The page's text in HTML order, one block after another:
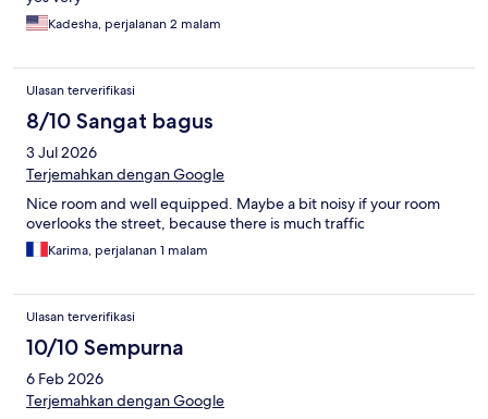
Kadesha, perjalanan 2 malam
Ulasan terverifikasi
8/10 Sangat bagus
3 Jul 2026
Terjemahkan dengan Google
Nice room and well equipped. Maybe a bit noisy if your room
overlooks the street, because there is much traffic
Karima, perjalanan 1 malam
Ulasan terverifikasi
10/10 Sempurna
6 Feb 2026
Terjemahkan dengan Google